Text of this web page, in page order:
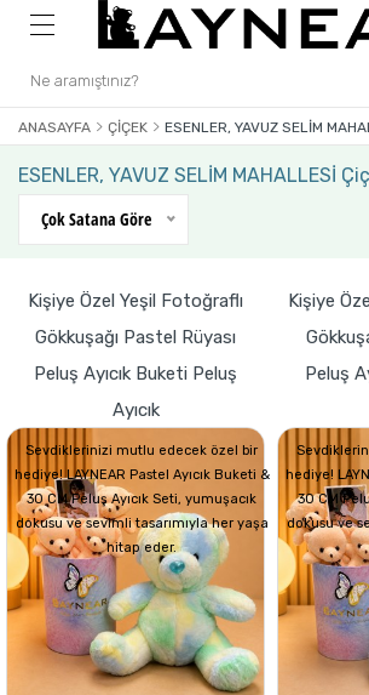
ANASAYFA ÇIÇEK ESENLER, YAVUZ SELİM
ESENLER, YAVUZ SELİM MAHALLESİ
Çok Satana Göre
Kişiye Özel Yeşil Fotoğraflı
Gökkuşağı Pastel Rüyası
Peluş Ayıcık Buketi Peluş
Ayıcık
Sevdiklerinizi mutlu edecek özel bir
hediye! LAYNEAR Pastel Ayıcık Buketi &
30 CM Peluş Ayıcık Seti, yumuşacık
dokusu ve sevimli tasarımıyla her yaşa
hitap eder.
Kişiye
Peluş
hediye!
30 CM
dokusu ve